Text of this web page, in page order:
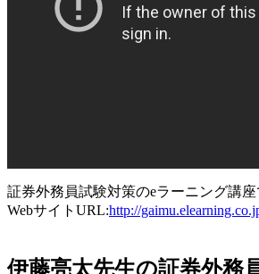
証券外務員試験対策のeラーニング講
WebサイトURL:http://
伊藤亮太先生の証券外務